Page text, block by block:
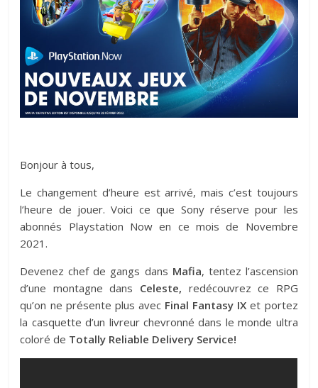
Bonjour à tous,
Le changement d’heure est arrivé, mais c’est toujours
l’heure de jouer. Voici ce que Sony réserve pour les
abonnés Playstation Now en ce mois de Novembre
2021.
Devenez chef de gangs dans Mafia, tentez l’ascension
d’une montagne dans Celeste, redécouvrez ce RPG
qu’on ne présente plus avec Final Fantasy IXet portez
la casquette d’un livreur chevronné dans le monde ultra
coloré de Totally Reliable Delivery Service!